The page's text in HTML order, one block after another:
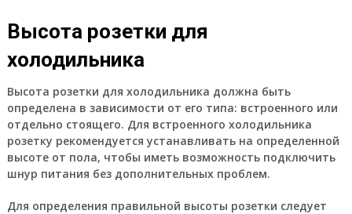
Высота розетки для
холодильника
Высота розетки для холодильника должна быть
определена в зависимости от его типа: встроенного или
отдельно стоящего. Для встроенного холодильника
розетку рекомендуется устанавливать на определенной
высоте от пола, чтобы иметь возможность подключить
шнур питания без дополнительных проблем.
Для определения правильной высоты розетки следует